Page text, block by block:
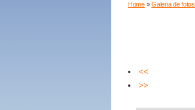
Home»Galeria de fotos
<<
>>